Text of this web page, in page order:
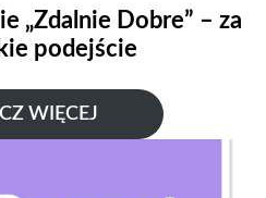
„Zdalnie Dobre” – za
podejście
WIĘCEJ